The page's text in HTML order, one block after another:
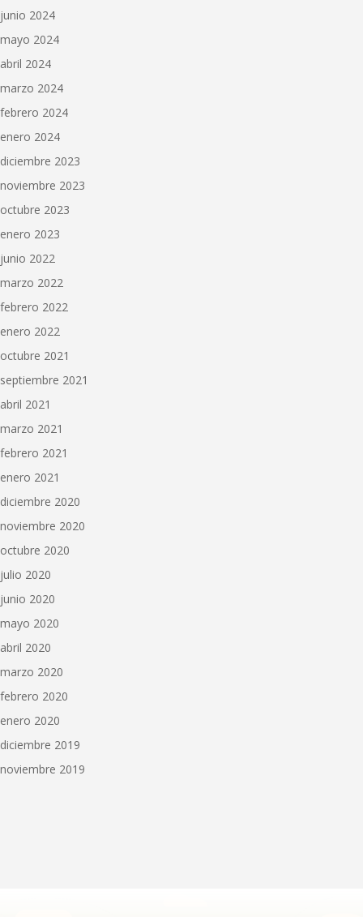
junio 2024
mayo 2024
abril 2024
marzo 2024
febrero 2024
enero 2024
diciembre 2023
noviembre 2023
octubre 2023
enero 2023
junio 2022
marzo 2022
febrero 2022
enero 2022
octubre 2021
septiembre 2021
abril 2021
marzo 2021
febrero 2021
enero 2021
diciembre 2020
noviembre 2020
octubre 2020
julio 2020
junio 2020
mayo 2020
abril 2020
marzo 2020
febrero 2020
enero 2020
diciembre 2019
noviembre 2019